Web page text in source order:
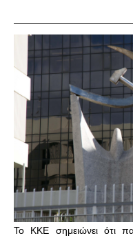
Το ΚΚΕ σημειώνει ότι